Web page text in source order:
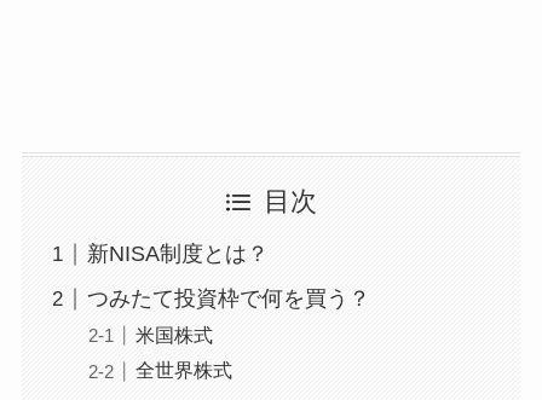
目次
新NISA制度とは？
つみたて投資枠で何を買う？
米国株式
全世界株式